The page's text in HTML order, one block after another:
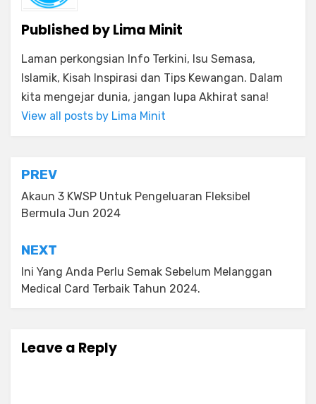
Published byLima Minit
Laman perkongsian Info Terkini, Isu Semasa,
Islamik, Kisah Inspirasi dan Tips Kewangan. Dalam
kita mengejar dunia, jangan lupa Akhirat sana!
View all posts by Lima Minit
Post
navigation
PREV
Akaun 3 KWSP Untuk Pengeluaran Fleksibel
Bermula Jun 2024
NEXT
Ini Yang Anda Perlu Semak Sebelum Melanggan
Medical Card Terbaik Tahun 2024.
Leave a Reply